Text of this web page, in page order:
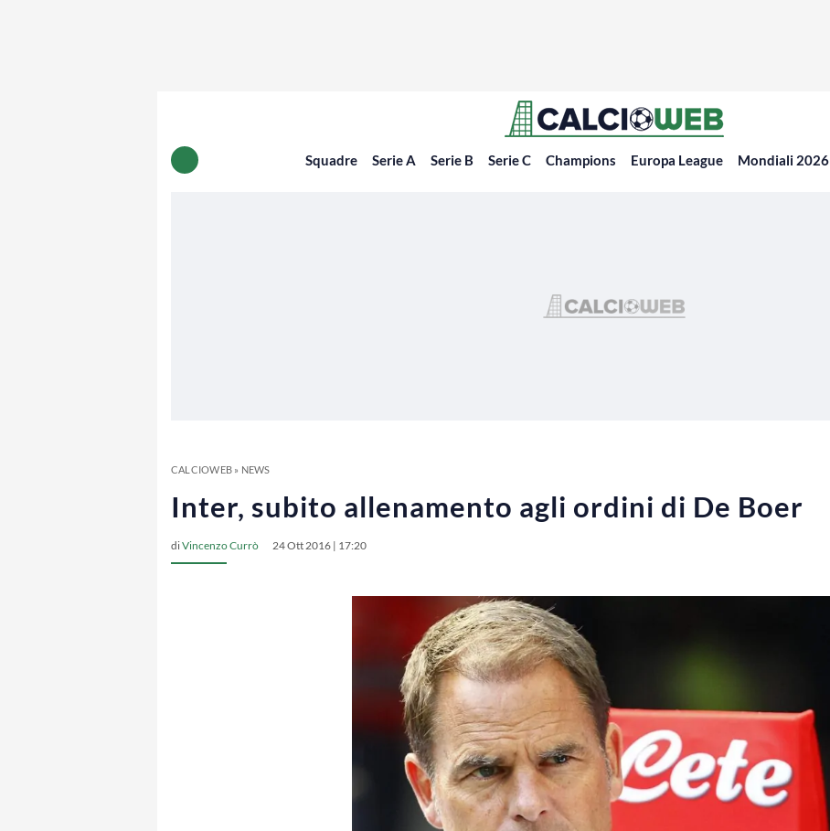
Squadre Serie A Serie B Serie C Champions Europa League Mondiali 2026
CALCIOWEB» NEWS
Inter, subito allenamento agli ordini di De Boer
diVincenzo Currò 24 Ott 2016 | 17:20